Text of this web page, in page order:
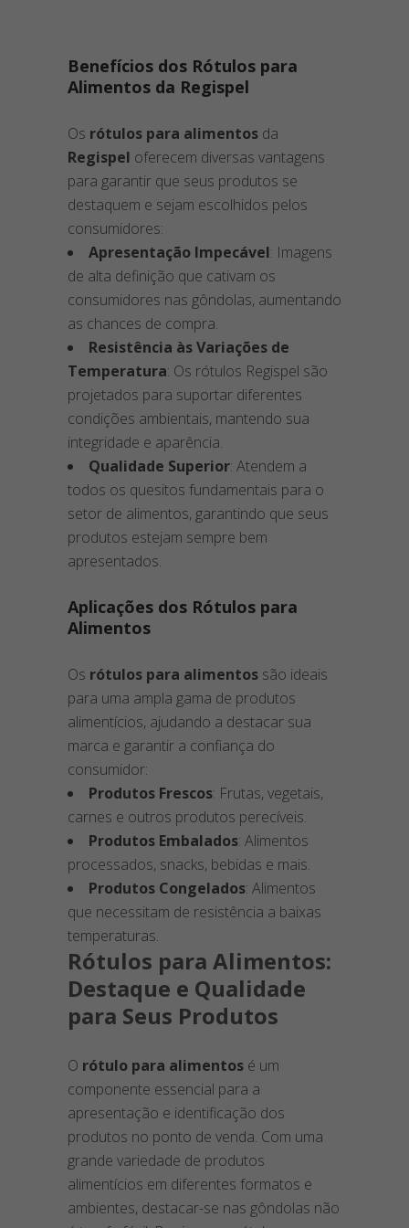
Benefícios dos Rótulos para
Alimentos da Regispel
Os rótulos para alimentos da
Regispel oferecem diversas vantagens
para garantir que seus produtos se
destaquem e sejam escolhidos pelos
consumidores:
Apresentação Impecável: Imagens
de alta definição que cativam os
consumidores nas gôndolas, aumentando
as chances de compra.
Resistência às Variações de
Temperatura: Os rótulos Regispel são
projetados para suportar diferentes
condições ambientais, mantendo sua
integridade e aparência.
Qualidade Superior: Atendem a
todos os quesitos fundamentais para o
setor de alimentos, garantindo que seus
produtos estejam sempre bem
apresentados.
Aplicações dos Rótulos para
Alimentos
Os rótulos para alimentos são ideais
para uma ampla gama de produtos
alimentícios, ajudando a destacar sua
marca e garantir a confiança do
consumidor:
Produtos Frescos: Frutas, vegetais,
carnes e outros produtos perecíveis.
Produtos Embalados: Alimentos
processados, snacks, bebidas e mais.
Produtos Congelados: Alimentos
que necessitam de resistência a baixas
temperaturas.
Rótulos para Alimentos:
Destaque e Qualidade
para Seus Produtos
O rótulo para alimentos é um
componente essencial para a
apresentação e identificação dos
produtos no ponto de venda. Com uma
grande variedade de produtos
alimentícios em diferentes formatos e
ambientes, destacar-se nas gôndolas não